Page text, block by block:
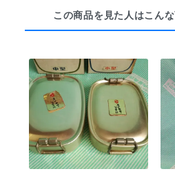
この商品を見た人はこん